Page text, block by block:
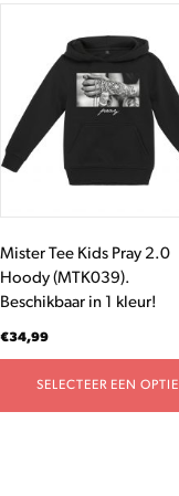
Mister Tee Kids Pray 2.0
Hoody (MTK039).
Beschikbaar in 1 kleur!
€34,99
SELECTEER EEN OPTIE
meerdere
variaties.
Deze
optie
op
de
productpagina